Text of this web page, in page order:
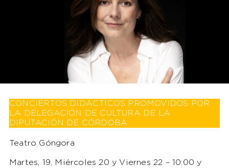
CONCIERTOS DIDÁCTICOS PROMOVIDOS POR
LA DELEGACIÓN DE CULTURA DE LA
DIPUTACIÓN DE CÓRDOBA
Teatro Góngora
Martes, 19, Miércoles 20 y Viernes 22 – 10:00 y